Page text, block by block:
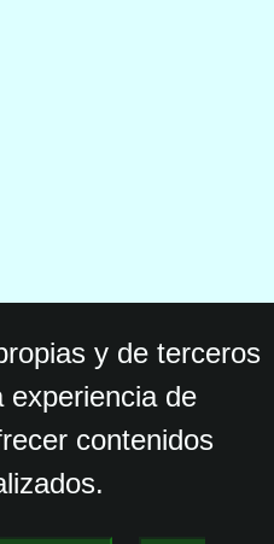
y de terceros
experiencia de
contenidos